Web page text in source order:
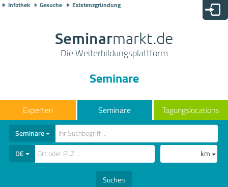
Infothek Gesuche Existenzgründung
Seminarmarkt.de
Die Weiterbildungsplattform
Seminare
Seminare Tagungslocations
Seminare
DE
km
Suchen